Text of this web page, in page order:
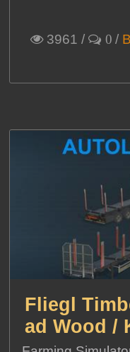
3961 / 0 /
Fliegl
ad Wood /